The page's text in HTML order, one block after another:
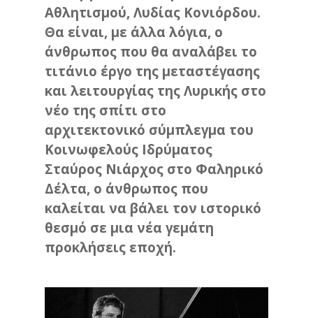
Αθλητισμού, Λυδίας Κονιόρδου.
Θα είναι, με άλλα λόγια, ο
άνθρωπος που θα αναλάβει το
τιτάνιο έργο της μεταστέγασης
και λειτουργίας της Λυρικής στο
νέο της σπίτι στο
αρχιτεκτονικό σύμπλεγμα του
Κοινωφελούς Ιδρύματος
Σταύρος Νιάρχος στο Φαληρικό
Δέλτα, ο άνθρωπος που
καλείται να βάλει τον ιστορικό
θεσμό σε μια νέα γεμάτη
προκλήσεις εποχή.